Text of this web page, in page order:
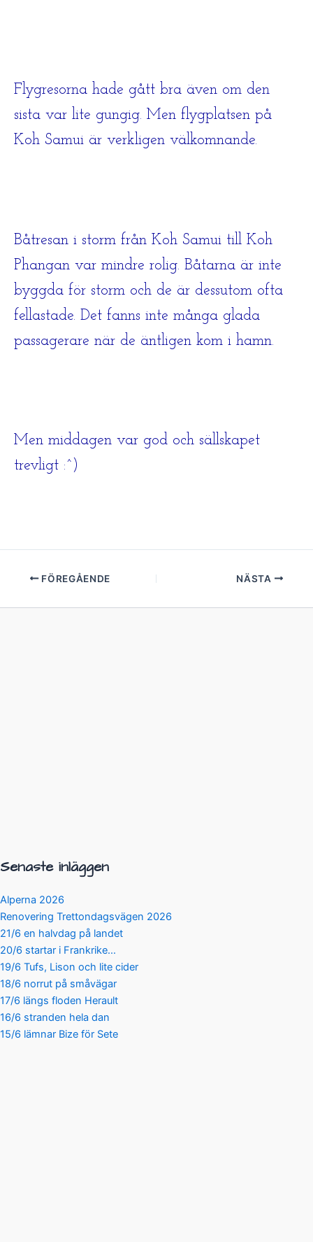
Flygresorna hade gått bra även om den
sista var lite gungig. Men flygplatsen på
Koh Samui är verkligen välkomnande.
Båtresan i storm från Koh Samui till Koh
Phangan var mindre rolig. Båtarna är inte
byggda för storm och de är dessutom ofta
fellastade. Det fanns inte många glada
passagerare när de äntligen kom i hamn.
Men middagen var god och sällskapet
trevligt :^)
FÖREGÅENDE NÄSTA
Senaste inläggen
Alperna 2026
Renovering Trettondagsvägen 2026
21/6 en halvdag på landet
20/6 startar i Frankrike…
19/6 Tufs, Lison och lite cider
18/6 norrut på småvägar
17/6 längs floden Herault
16/6 stranden hela dan
15/6 lämnar Bize för Sete